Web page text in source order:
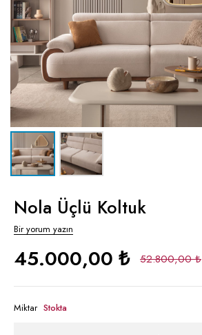
Nola Üçlü Koltuk
Bir yorum yazın
52.800,00₺
45.000,00 ₺
Miktar Stokta